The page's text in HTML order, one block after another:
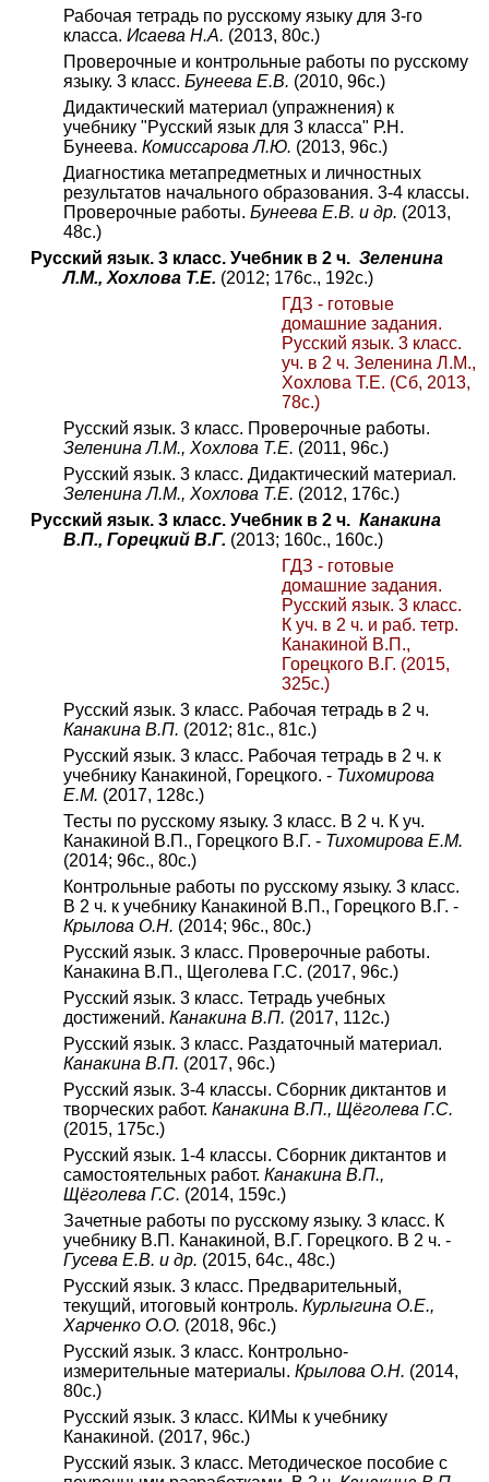
Рабочая тетрадь по русскому языку для 3-го
класса. Исаева Н.А. (2013, 80с.)
Проверочные и контрольные работы по русскому
языку. 3 класс. Бунеева Е.В. (2010, 96с.)
Дидактический материал (упражнения) к
учебнику "Русский язык для 3 класса" Р.Н.
Бунеева. Комиссарова Л.Ю. (2013, 96с.)
Диагностика метапредметных и личностных
результатов начального образования. 3-4 классы.
Проверочные работы. Бунеева Е.В. и др. (2013,
48с.)
Русский язык. 3 класс. Учебник в 2 ч. Зеленина
Л.М., Хохлова Т.Е. (2012; 176с., 192с.)
ГДЗ - готовые
домашние задания.
Русский язык. 3 класс.
уч. в 2 ч. Зеленина Л.М.,
Хохлова Т.Е. (Сб, 2013,
78с.)
Русский язык. 3 класс. Проверочные работы.
Зеленина Л.М., Хохлова Т.Е. (2011, 96с.)
Русский язык. 3 класс. Дидактический материал.
Зеленина Л.М., Хохлова Т.Е. (2012, 176с.)
Русский язык. 3 класс. Учебник в 2 ч. Канакина
В.П., Горецкий В.Г. (2013; 160с., 160с.)
ГДЗ - готовые
домашние задания.
Русский язык. 3 класс.
К уч. в 2 ч. и раб. тетр.
Канакиной В.П.,
Горецкого В.Г. (2015,
325с.)
Русский язык. 3 класс. Рабочая тетрадь в 2 ч.
Канакина В.П. (2012; 81с., 81с.)
Русский язык. 3 класс. Рабочая тетрадь в 2 ч. к
учебнику Канакиной, Горецкого. - Тихомирова
Е.М. (2017, 128с.)
Тесты по русскому языку. 3 класс. В 2 ч. К уч.
Канакиной В.П., Горецкого В.Г. - Тихомирова Е.М.
(2014; 96с., 80с.)
Контрольные работы по русскому языку. 3 класс.
В 2 ч. к учебнику Канакиной В.П., Горецкого В.Г. -
Крылова О.Н. (2014; 96с., 80с.)
Русский язык. 3 класс. Проверочные работы.
Канакина В.П., Щеголева Г.С. (2017, 96с.)
Русский язык. 3 класс. Тетрадь учебных
достижений. Канакина В.П. (2017, 112с.)
Русский язык. 3 класс. Раздаточный материал.
Канакина В.П. (2017, 96с.)
Русский язык. 3-4 классы. Сборник диктантов и
творческих работ. Канакина В.П., Щёголева Г.С.
(2015, 175с.)
Русский язык. 1-4 классы. Сборник диктантов и
самостоятельных работ. Канакина В.П.,
Щёголева Г.С. (2014, 159с.)
Зачетные работы по русскому языку. 3 класс. К
учебнику В.П. Канакиной, В.Г. Горецкого. В 2 ч. -
Гусева Е.В. и др. (2015, 64с., 48с.)
Русский язык. 3 класс. Предварительный,
текущий, итоговый контроль. Курлыгина О.Е.,
Харченко О.О. (2018, 96с.)
Русский язык. 3 класс. Контрольно-
измерительные материалы. Крылова О.Н. (2014,
80с.)
Русский язык. 3 класс. КИМы к учебнику
Канакиной. (2017, 96с.)
Русский язык. 3 класс. Методическое пособие с